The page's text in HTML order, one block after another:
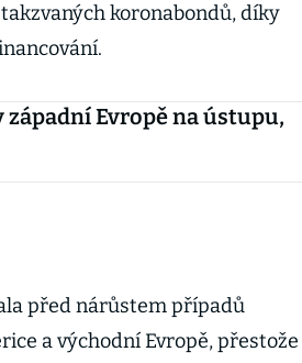
koronabondů, díky
západní Evropě na ústupu,
před nárůstem případů
a východní Evropě, přestože